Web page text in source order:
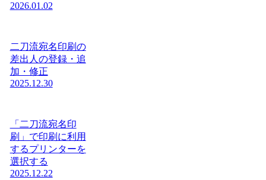
2026.01.02
二刀流宛名印刷の
差出人の登録・追
加・修正
2025.12.30
「二刀流宛名印
刷」で印刷に利用
するプリンターを
選択する
2025.12.22